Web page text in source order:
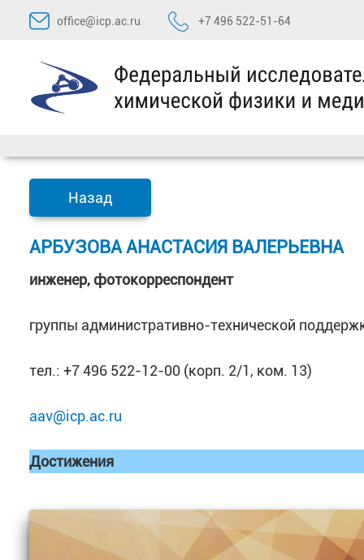
Перейти
содержимому
office@icp.ac.ru +7 496 522-51-64
Назад
АРБУЗОВА АНАСТАСИЯ ВАЛЕРЬЕВНА
инженер,фотокорреспондент
группы административно-технической
тел.: +7 496 522-12-00 (корп. 2/1, ком. 13)
aav@icp.ac.ru
Достижения